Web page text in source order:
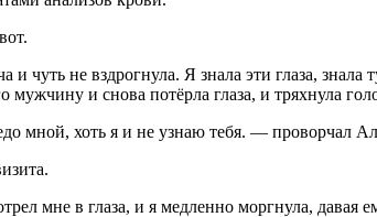
чуть не вздрогнула. Я знала эти глаза,
мужчину и снова потёрла глаза, и тряхнула
мной, хоть я и не узнаю тебя. — проворчал
мне в глаза, и я медленно моргнула, давая